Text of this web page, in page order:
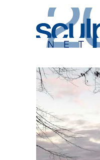
Skip to main content